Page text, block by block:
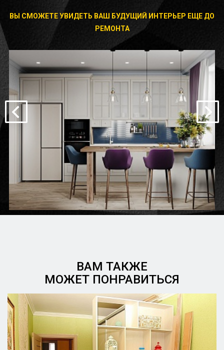
ВЫ СМОЖЕТЕ УВИДЕТЬ ВАШ БУДУЩИЙ ИНТЕРЬЕР ЕЩЕ ДО
РЕМОНТА
ВАМ ТАКЖЕ
МОЖЕТ ПОНРАВИТЬСЯ